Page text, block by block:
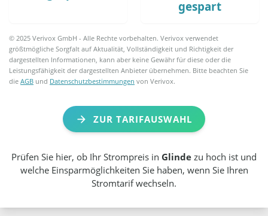
gespart
© 2025 Verivox GmbH - Alle Rechte vorbehalten. Verivox verwendet
größtmögliche Sorgfalt auf Aktualität, Vollständigkeit und Richtigkeit der
dargestellten Informationen, kann aber keine Gewähr für diese oder die
Leistungsfähigkeit der dargestellten Anbieter übernehmen. Bitte beachten Sie
dieAGB und Datenschutzbestimmungen von Verivox.
ZUR TARIFAUSWAHL
Prüfen Sie hier, ob Ihr Strompreis in Glinde zu hoch ist und
welche Einsparmöglichkeiten Sie haben, wenn Sie Ihren
Stromtarif wechseln.